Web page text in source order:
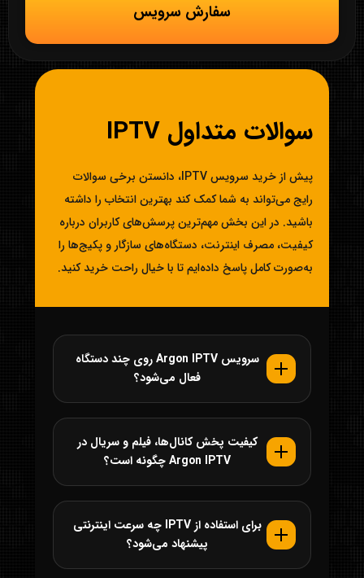
سفارش سرویس
سوالات متداول IPTV
پیش از خرید سرویس IPTV، دانستن برخی سوالات
رایج می‌تواند به شما کمک کند بهترین انتخاب را داشته
باشید. در این بخش مهم‌ترین پرسش‌های کاربران درباره
کیفیت، مصرف اینترنت، دستگاه‌های سازگار و پکیج‌ها را
به‌صورت کامل پاسخ داده‌ایم تا با خیال راحت خرید کنید.
سرویس Argon IPTV روی چند دستگاه
فعال می‌شود؟
کیفیت پخش کانال‌ها، فیلم و سریال در
Argon IPTV چگونه است؟
برای استفاده از IPTV چه سرعت اینترنتی
پیشنهاد می‌شود؟